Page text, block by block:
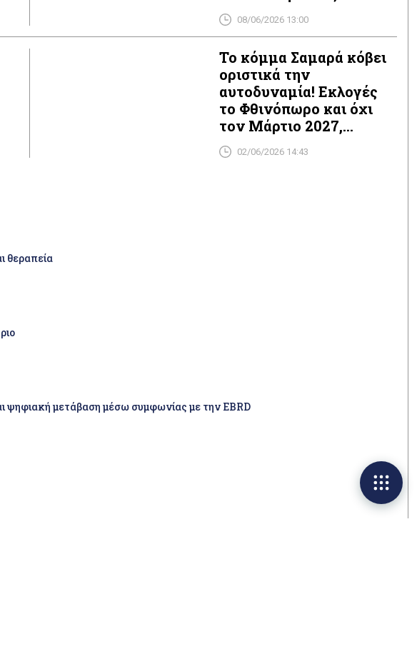
παρακάμπτονται
Εποπτικές και
08/06/2026 13:00
Το κόμμα Σαμαρά κόβει
οριστικά την
αυτοδυναμία! Εκλογές
το Φθινόπωρο και όχι
τον Μάρτιο 2027,
σκέφτεται ο
Μητσοτάκης!
02/06/2026 14:43
θεραπεία
ψηφιακή μετάβαση μέσω συμφωνίας με την EBRD